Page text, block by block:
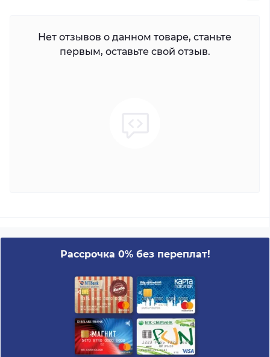
Нет отзывов о данном товаре, станьте
первым, оставьте свой отзыв.
Рассрочка 0% без переплат!